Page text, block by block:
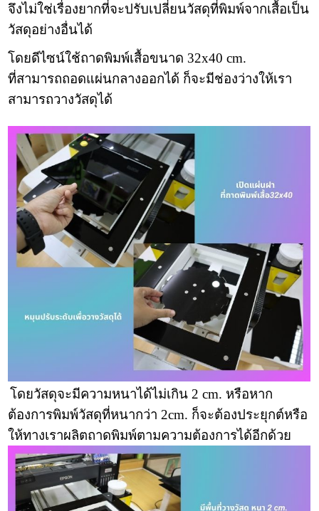
จึงไม่ใช่เรื่องยากที่จะปรับเปลี่ยนวัสดุที่พิมพ์จากเสื้อเป็น
วัสดุอย่างอื่นได้
โดยดีไซน์ใช้ถาดพิมพ์เสื้อขนาด 32x40 cm.
ที่สามารถถอดแผ่นกลางออกได้ ก็จะมีช่องว่างให้เรา
สามารถวางวัสดุได้
โดยวัสดุจะมีความหนาได้ไม่เกิน 2 cm. หรือหาก
ต้องการพิมพ์วัสดุที่หนากว่า 2cm. ก็จะต้องประยุกต์หรือ
ให้ทางเราผลิตถาดพิมพ์ตามความต้องการได้อีกด้วย